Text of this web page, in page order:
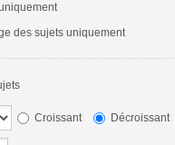
des sujets uniquement
Croissant Décroissant